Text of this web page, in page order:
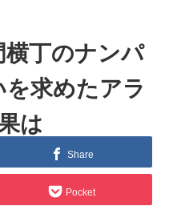
横丁のナンパ
を求めたアラ
は
Share
Pocket